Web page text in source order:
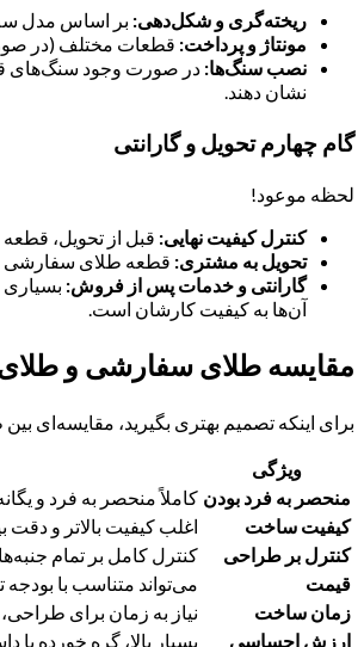
ریخته‌گری و شکل‌دهی: بر اساس مدل سه
مونتاژ و پرداخت: قطعات مختلف (در
نصب سنگ‌ها: در صورت وجود سنگ‌های
نشان دهند.
گام چهارم تحویل و گارانتی
لحظه موعود!
کنترل کیفیت نهایی: قبل از تحویل،
تحویل به مشتری: قطعه طلای سفارشی
گارانتی و خدمات پس از فروش: بسیاری
آن‌ها به کیفیت کارشان است.
مقایسه طلای سفارشی و
برای اینکه تصمیم بهتری بگیرید، مقایسه‌ای
ویژگی
منحصر به فرد بودن کاملاً منحصر به فرد و
کیفیت ساخت
اغلب کیفیت بالاتر و
کنترل بر طراحی
کنترل کامل بر تمام
قیمت
می‌تواند متناسب با
زمان ساخت
نیاز به زمان برای
ارزش احساسی
بسیار بالا، گره خورده